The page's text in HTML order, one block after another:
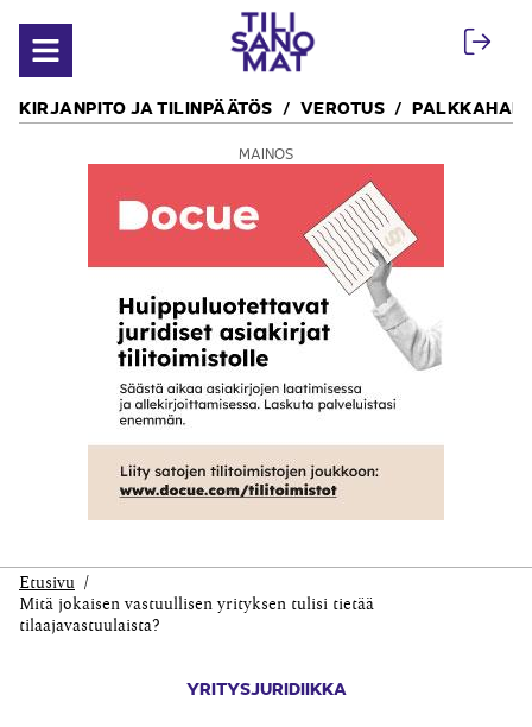
Avaa valikko
KIRJANPITO JA TILINPÄÄTÖS VEROTUS
MAINOS
Etusivu
Mitä jokaisen vastuullisen yrityksen tulisi tietää
tilaajavastuulaista?
YRITYSJURIDIIKKA